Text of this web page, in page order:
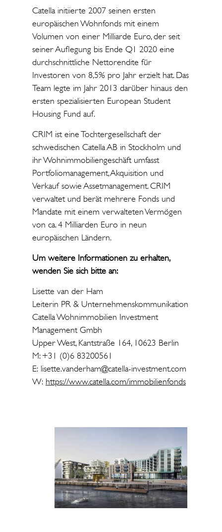
Catella initiierte 2007 seinen ersten
europäischen Wohnfonds mit einem
Volumen von einer Milliarde Euro, der seit
seiner Auflegung bis Ende Q1 2020 eine
durchschnittliche Nettorendite für
Investoren von 8,5% pro Jahr erzielt hat. Das
Team legte im Jahr 2013 darüber hinaus den
ersten spezialisierten European Student
Housing Fund auf.
CRIM ist eine Tochtergesellschaft der
schwedischen Catella AB in Stockholm und
ihr Wohnimmobiliengeschäft umfasst
Portfoliomanagement, Akquisition und
Verkauf sowie Assetmanagement. CRIM
verwaltet und berät mehrere Fonds und
Mandate mit einem verwalteten Vermögen
von ca. 4 Milliarden Euro in neun
europäischen Ländern.
Um weitere Informationen zu erhalten,
wenden Sie sich bitte an:
Lisette van der Ham
Leiterin PR & Unternehmenskommunikation
Catella Wohnimmobilien Investment
Management Gmbh
Upper West, Kantstraße 164, 10623 Berlin
M: +31 (0)6 83200561
E: lisette.vanderham@catella-investment.com
W: https://www.catella.com/immobilienfonds